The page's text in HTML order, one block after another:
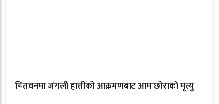
चितवनमा जंगली हात्तीको आक्रमणबाट आमाछोराको मृत्यु